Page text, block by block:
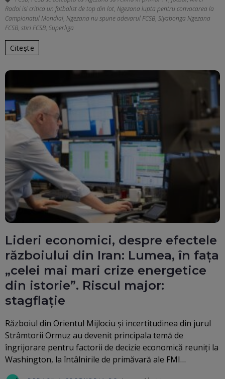
Radoi isi critica un fotbalist de top din lot, Ngezana lupta pentru convocarea la
Campionatul Mondial, Ngezana nu spune adevarul FCSB, Siyabonga Ngezana
FCSB, stiri FCSB, Superliga
Citește
Lideri economici, despre efectele
războiului din Iran: Lumea, în fața
„celei mai mari crize energetice
din istorie”. Riscul major:
stagflație
Războiul din Orientul Mijlociu și incertitudinea din jurul
Strâmtorii Ormuz au devenit principala temă de
îngrijorare pentru factorii de decizie economică reuniți la
Washington, la întâlnirile de primăvară ale FMI…